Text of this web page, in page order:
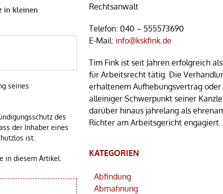
in kleinen
seines
des
der Inhaber eines
ist.
in diesem Artikel.
Rechtsanwalt
Telefon:040 – 555573690
E-Mail: info@kskfink.de
Tim Fink ist seit Jahren erfolgreich
für Arbeitsrecht tätig. Die
erhaltenem Aufhebungsvertrag oder
alleiniger Schwerpunkt seiner
darüber hinaus jahrelang als
Richter am Arbeitsgericht engagiert.
KATEGORIEN
Abfindung
Abmahnung